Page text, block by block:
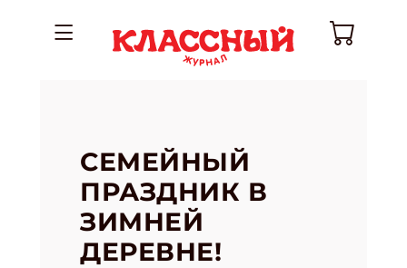
СЕМЕЙНЫЙ
ПРАЗДНИК В
ЗИМНЕЙ
ДЕРЕВНЕ!